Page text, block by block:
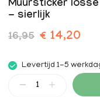
Muursticker
- sierlijk
16,95 € 14,20
Levertijd 1-5